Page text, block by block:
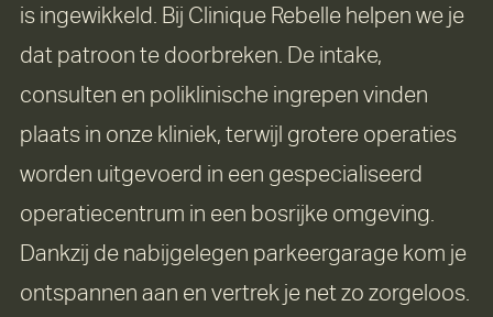
is ingewikkeld. Bij Clinique Rebelle helpen we je
dat patroon te doorbreken. De intake,
consulten en poliklinische ingrepen vinden
plaats in onze kliniek, terwijl grotere operaties
worden uitgevoerd in een gespecialiseerd
operatiecentrum in een bosrijke omgeving.
Dankzij de nabijgelegen parkeergarage kom je
ontspannen aan en vertrek je net zo zorgeloos.